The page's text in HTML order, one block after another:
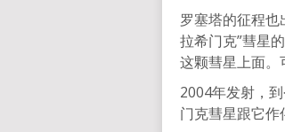
罗塞塔的征程
拉希门克”彗星
这颗彗星上面。
2004年发射，
门克彗星跟它作